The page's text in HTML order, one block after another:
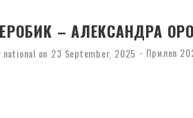
– АЛЕКСАНДРА
national on 23 September, 2025 - Прилеп